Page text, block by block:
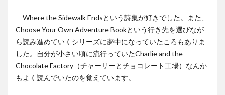
Where the Sidewalk Endsという詩集が好きでした。また、
Choose Your Own Adventure Bookという行き先を選びなが
ら読み進めていくシリーズに夢中になっていたころもありま
した。自分が小さい頃に流行っていたCharlie and the
Chocolate Factory（チャーリーとチョコレート工場）なんか
もよく読んでいたのを覚えています。